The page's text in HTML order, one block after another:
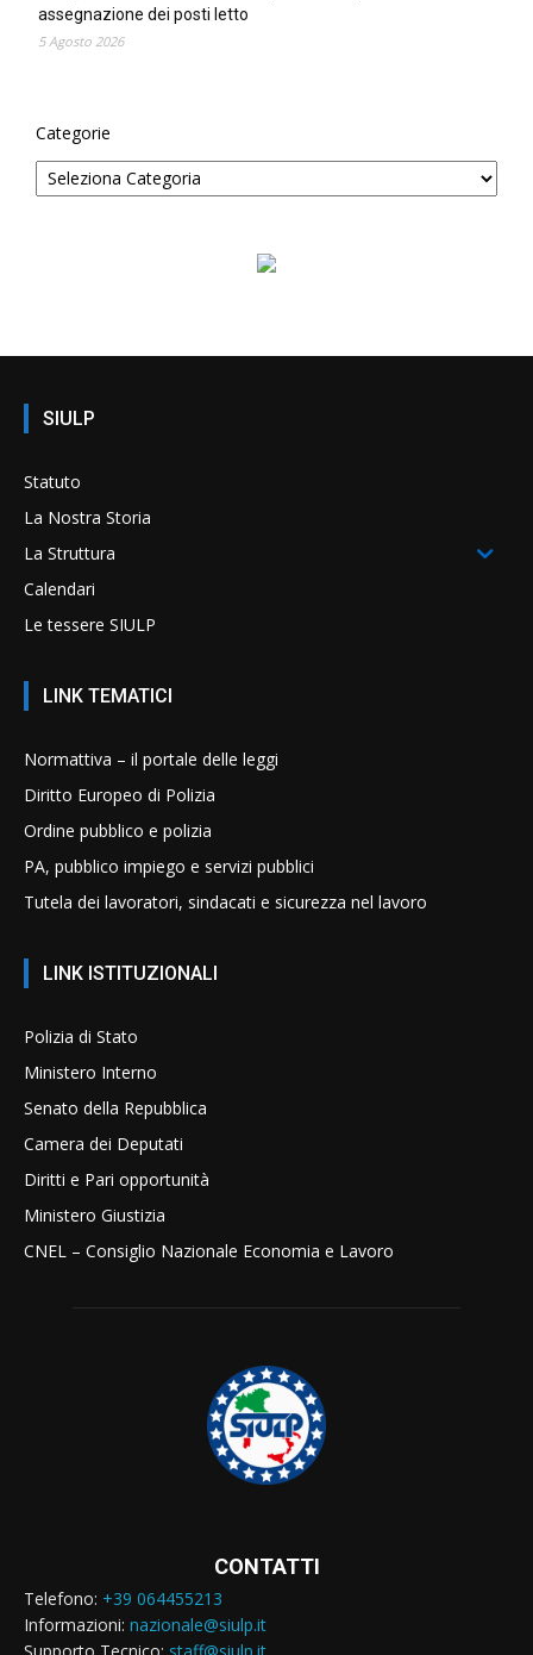
assegnazione dei posti letto
5 Agosto 2026
Categorie
SIULP
Statuto
La Nostra Storia
La Struttura
Calendari
Le tessere SIULP
LINK TEMATICI
Normattiva – il portale delle leggi
Diritto Europeo di Polizia
Ordine pubblico e polizia
PA, pubblico impiego e servizi pubblici
Tutela dei lavoratori, sindacati e sicurezza nel lavoro
LINK ISTITUZIONALI
Polizia di Stato
Ministero Interno
Senato della Repubblica
Camera dei Deputati
Diritti e Pari opportunità
Ministero Giustizia
CNEL – Consiglio Nazionale Economia e Lavoro
CONTATTI
Telefono: +39 064455213
Informazioni: nazionale@siulp.it
Supporto Tecnico: staff@siulp.it